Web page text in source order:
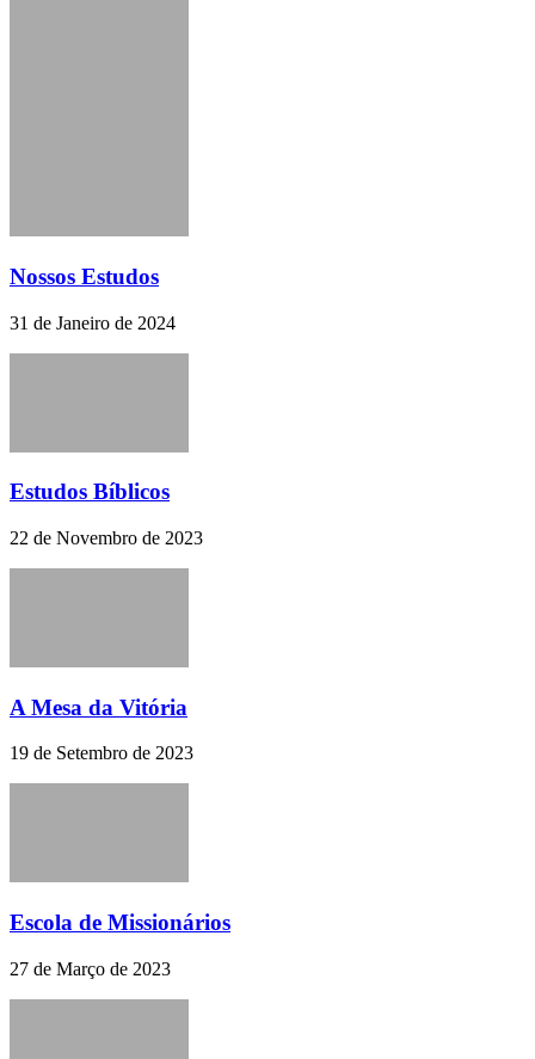
Nossos Estudos
31 de Janeiro de 2024
Estudos Bíblicos
22 de Novembro de 2023
A Mesa da Vitória
19 de Setembro de 2023
Escola de Missionários
27 de Março de 2023